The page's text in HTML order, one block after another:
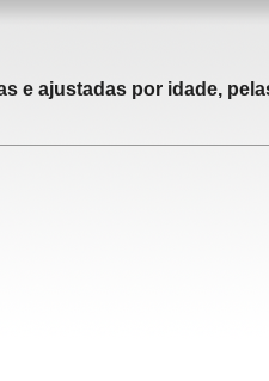
e ajustadas por idade,